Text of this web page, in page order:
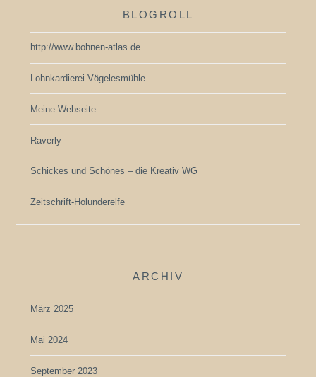
BLOGROLL
http://www.bohnen-atlas.de
Lohnkardierei Vögelesmühle
Meine Webseite
Raverly
Schickes und Schönes – die Kreativ WG
Zeitschrift-Holunderelfe
ARCHIV
März 2025
Mai 2024
September 2023